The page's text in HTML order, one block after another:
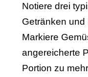
Notiere drei
Getränken und
Markiere
angereicherte
Portion zu